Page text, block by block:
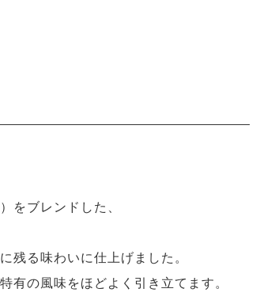
をブレンドした、
残る味わいに仕上げました。
有の風味をほどよく引き立てます。